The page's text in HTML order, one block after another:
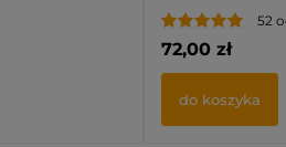
52
72,00 zł
do koszyka